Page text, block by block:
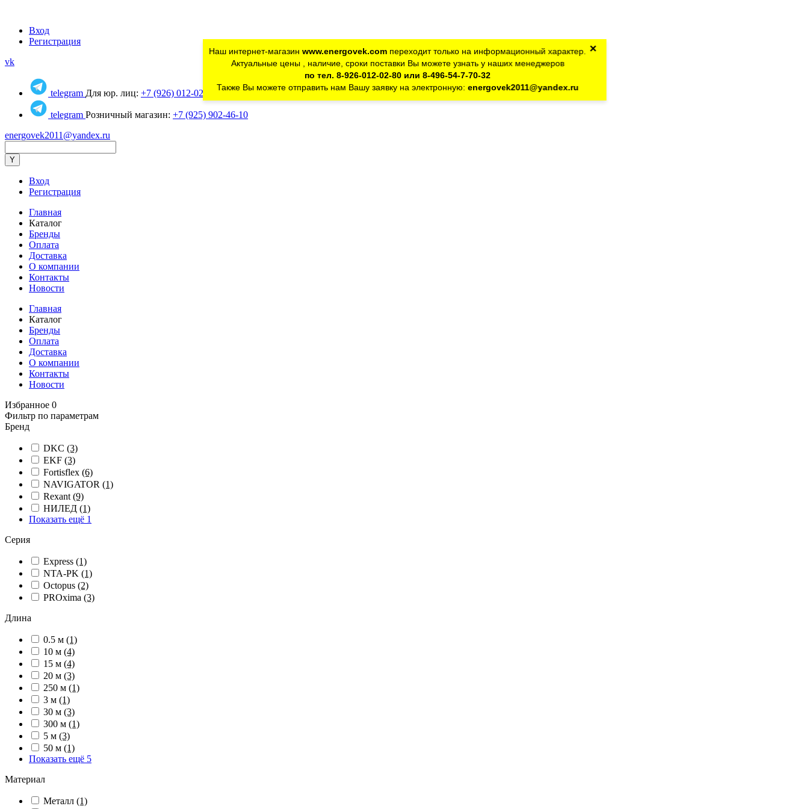
Вход
Регистрация
vk
telegram Для юр. лиц: +7 (926) 012-02-80
telegram Розничный магазин: +7 (925) 902-46-10
energovek2011@yandex.ru
Наш интернет-магазин www.energovek.comпереходит только на информационный характер.
Актуальные цены , наличие, сроки поставки Вы можете узнать у наших менеджеров
по тел. 8-926-012-02-80 или 8-496-54-7-70-32
Также Вы можете отправить нам Вашу заявку на электронную: energovek2011@yandex.ru
×
Вход
Регистрация
Главная
Каталог
Бренды
Оплата
Доставка
О компании
Контакты
Новости
Главная
Каталог
Бренды
Оплата
Доставка
О компании
Контакты
Новости
Избранное 0
Фильтр по параметрам
Бренд
DKC (3)
EKF (3)
Fortisflex (6)
NAVIGATOR (1)
Rexant (9)
НИЛЕД (1)
Показать ещё 1
Серия
Express (1)
NTA-PK (1)
Octopus (2)
PROxima (3)
Длина
0.5 м (1)
10 м (4)
15 м (4)
20 м (3)
250 м (1)
3 м (1)
30 м (3)
300 м (1)
5 м (3)
50 м (1)
Показать ещё 5
Материал
Металл (1)